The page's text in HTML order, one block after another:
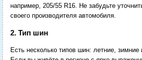
например, 205/55 R16. Не забудьте
своего производителя автомобиля.
2. Тип шин
Есть несколько типов шин: летние, зимние